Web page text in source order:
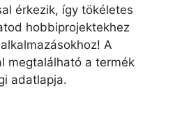
érkezik, így tökéletes
hobbiprojektekhez
A
megtalálható a termék
adatlapja.